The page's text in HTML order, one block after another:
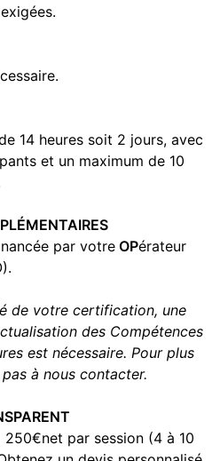
14 heures soit 2 jours, avec
et un maximum de 10
par votre OPérateur
de votre certification, une
des Compétences
est nécessaire. Pour plus
pas à nous contacter.
par session (4 à 10